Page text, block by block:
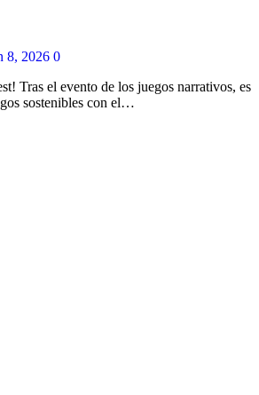
8, 2026 0
Tras el evento de los juegos narrativos, es
sostenibles con el…